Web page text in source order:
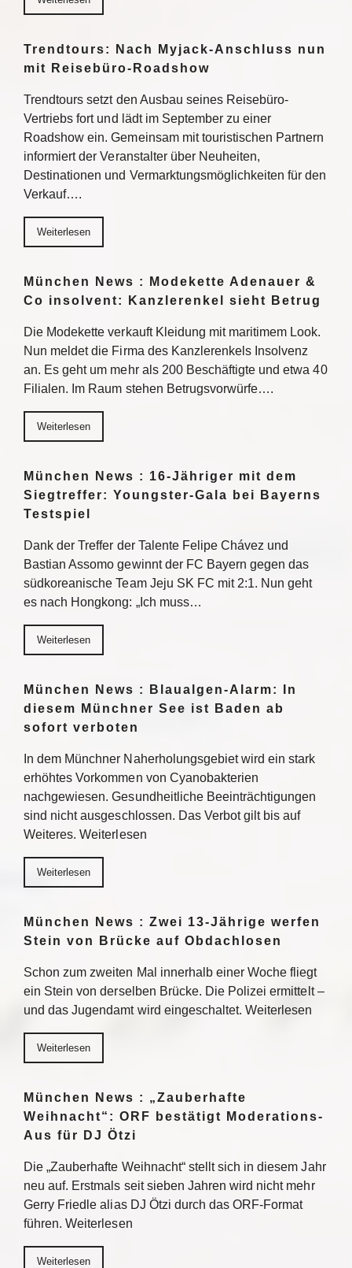
Trendtours: Nach Myjack-Anschluss nun
mit Reisebüro-Roadshow
Trendtours setzt den Ausbau seines Reisebüro-
Vertriebs fort und lädt im September zu einer
Roadshow ein. Gemeinsam mit touristischen Partnern
informiert der Veranstalter über Neuheiten,
Destinationen und Vermarktungsmöglichkeiten für den
Verkauf….
Weiterlesen
München News : Modekette Adenauer &
Co insolvent: Kanzlerenkel sieht Betrug
Die Modekette verkauft Kleidung mit maritimem Look.
Nun meldet die Firma des Kanzlerenkels Insolvenz
an. Es geht um mehr als 200 Beschäftigte und etwa 40
Filialen. Im Raum stehen Betrugsvorwürfe….
Weiterlesen
München News : 16-Jähriger mit dem
Siegtreffer: Youngster-Gala bei Bayerns
Testspiel
Dank der Treffer der Talente Felipe Chávez und
Bastian Assomo gewinnt der FC Bayern gegen das
südkoreanische Team Jeju SK FC mit 2:1. Nun geht
es nach Hongkong: „Ich muss…
Weiterlesen
München News : Blaualgen-Alarm: In
diesem Münchner See ist Baden ab
sofort verboten
In dem Münchner Naherholungsgebiet wird ein stark
erhöhtes Vorkommen von Cyanobakterien
nachgewiesen. Gesundheitliche Beeinträchtigungen
sind nicht ausgeschlossen. Das Verbot gilt bis auf
Weiteres. Weiterlesen
Weiterlesen
München News : Zwei 13-Jährige werfen
Stein von Brücke auf Obdachlosen
Schon zum zweiten Mal innerhalb einer Woche fliegt
ein Stein von derselben Brücke. Die Polizei ermittelt –
und das Jugendamt wird eingeschaltet. Weiterlesen
Weiterlesen
München News : „Zauberhafte
Weihnacht“: ORF bestätigt Moderations-
Aus für DJ Ötzi
Die „Zauberhafte Weihnacht“ stellt sich in diesem Jahr
neu auf. Erstmals seit sieben Jahren wird nicht mehr
Gerry Friedle alias DJ Ötzi durch das ORF-Format
führen. Weiterlesen
Weiterlesen